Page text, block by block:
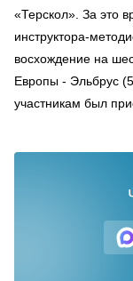
«Терскол». За это
инструктора-
восхождение на
Европы - Эльбрус
участникам был